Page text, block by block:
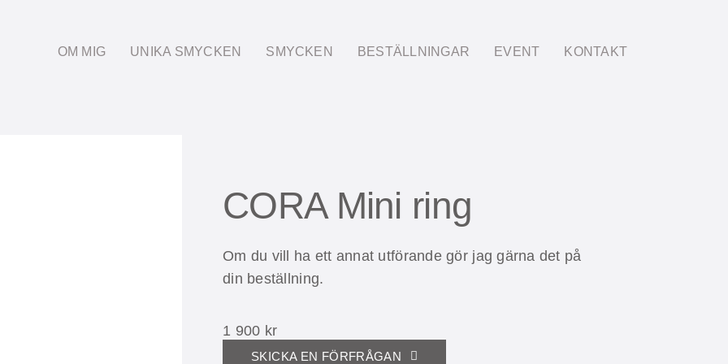
OM MIG UNIKA SMYCKEN SMYCKEN BESTÄLLNINGAR EVENT KONTAKT
CORA Mini ring
Om du vill ha ett annat utförande gör jag gärna det på
din beställning.
1 900 kr
SKICKA EN FÖRFRÅGAN